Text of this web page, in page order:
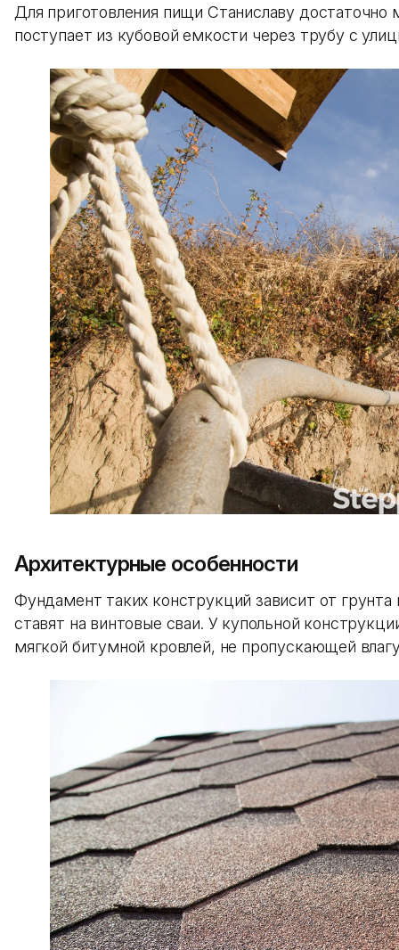
Для приготовления пищи Станиславу достаточно
поступает из кубовой емкости через трубу с
Архитектурные особенности
Фундамент таких конструкций зависит от
ставят на винтовые сваи. У купольной
мягкой битумной кровлей, не пропускающей